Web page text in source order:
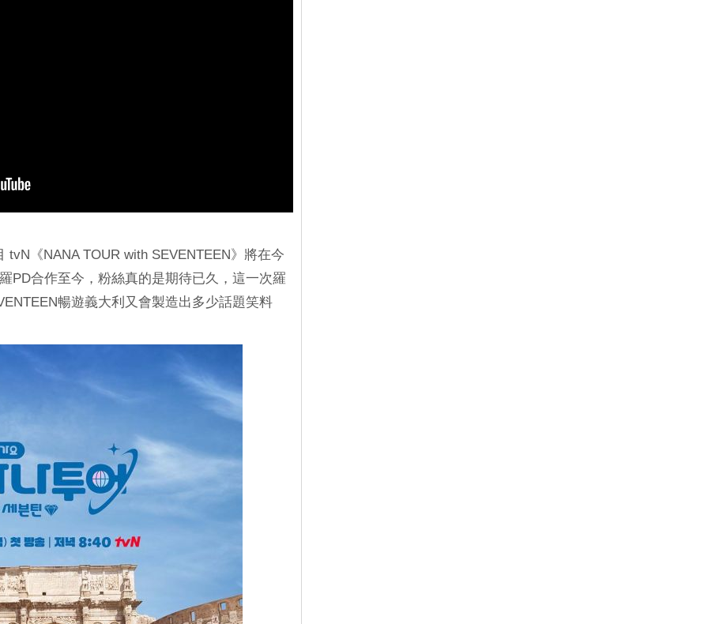
《NANA TOUR with SEVENTEEN》將在今
PD合作至今，粉絲真的是期待已久，這一次羅
暢遊義大利又會製造出多少話題笑料